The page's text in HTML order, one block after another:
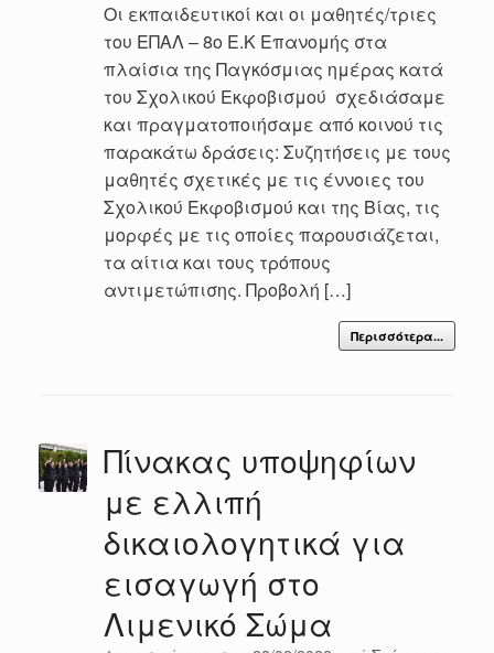
Οι εκπαιδευτικοί και οι μαθητές/τριες
του ΕΠΑΛ – 8ο Ε.Κ Επανομής στα
πλαίσια της Παγκόσμιας ημέρας κατά
του Σχολικού Εκφοβισμού σχεδιάσαμε
και πραγματοποιήσαμε από κοινού τις
παρακάτω δράσεις: Συζητήσεις με τους
μαθητές σχετικές με τις έννοιες του
Σχολικού Εκφοβισμού και της Βίας, τις
μορφές με τις οποίες παρουσιάζεται,
τα αίτια και τους τρόπους
αντιμετώπισης. Προβολή […]
Περισσότερα...
Πίνακας υποψηφίων
με ελλιπή
δικαιολογητικά για
εισαγωγή στο
Λιμενικό Σώμα